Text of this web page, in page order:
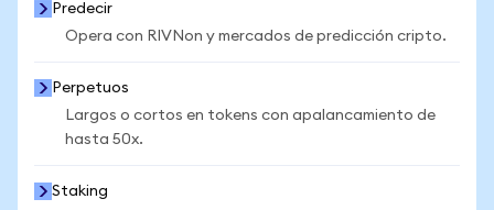
Predecir
Opera con RIVNon y mercados de predicción cripto.
Perpetuos
Largos o cortos en tokens con apalancamiento de
hasta 50x.
Staking